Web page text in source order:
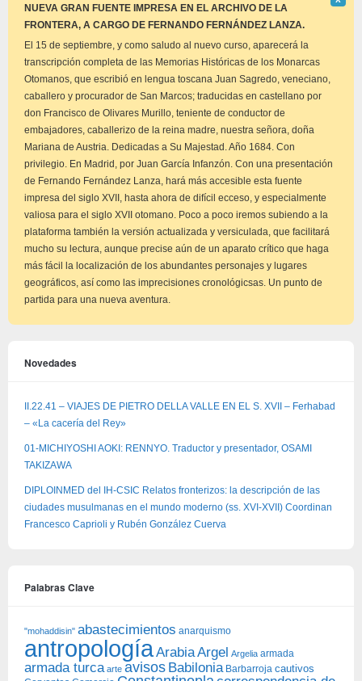
NUEVA GRAN FUENTE IMPRESA EN EL ARCHIVO DE LA
FRONTERA, A CARGO DE FERNANDO FERNÁNDEZ LANZA.
este
El 15 de septiembre, y como saludo al nuevo curso, aparecerá la
transcripción completa de las Memorias Históricas de los Monarcas
Otomanos, que escribió en lengua toscana Juan Sagredo, veneciano,
caballero y procurador de San Marcos; traducidas en castellano por
don Francisco de Olivares Murillo, teniente de conductor de
embajadores, caballerizo de la reina madre, nuestra señora, doña
Mariana de Austria. Dedicadas a Su Majestad. Año 1684. Con
privilegio. En Madrid, por Juan García Infanzón. Con una presentación
de Fernando Fernández Lanza, hará más accesible esta fuente
impresa del siglo XVII, hasta ahora de difícil ecceso, y especialmente
valiosa para el siglo XVII otomano. Poco a poco iremos subiendo a la
plataforma también la versión actualizada y versiculada, que facilitará
mucho su lectura, aunque precise aún de un aparato crítico que haga
más fácil la localización de los abundantes personajes y lugares
geográficos, así como las imprecisiones cronológicsas. Un punto de
partida para una nueva aventura.
Novedades
II.22.41 – VIAJES DE PIETRO DELLA VALLE EN EL S. XVII – Ferhabad
– «La cacería del Rey»
01-MICHIYOSHI AOKI: RENNYO. Traductor y presentador, OSAMI
TAKIZAWA
DIPLOINMED del IH-CSIC Relatos fronterizos: la descripción de las
ciudades musulmanas en el mundo moderno (ss. XVI-XVII) Coordinan
Francesco Caprioli y Rubén González Cuerva
Palabras Clave
"mohaddisin" abastecimientos anarquismo
antropología ArabiaArgel Argelia armada
armada turca arte avisos Babilonia Barbarroja cautivos